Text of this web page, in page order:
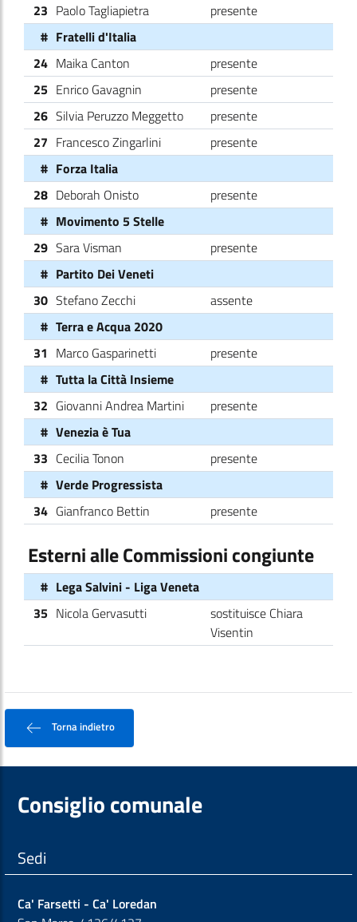
23 Paolo Tagliapietra
presente
# Fratelli d'Italia
24 Maika Canton
presente
25 Enrico Gavagnin
presente
26 Silvia Peruzzo Meggetto
presente
27 Francesco Zingarlini
presente
# Forza Italia
28 Deborah Onisto
presente
# Movimento 5 Stelle
29 Sara Visman
presente
# Partito Dei Veneti
30 Stefano Zecchi
assente
# Terra e Acqua 2020
31 Marco Gasparinetti
presente
# Tutta la Città Insieme
32 Giovanni Andrea Martini
presente
# Venezia è Tua
33 Cecilia Tonon
presente
# Verde Progressista
34 Gianfranco Bettin presente
Esterni alle Commissioni congiunte
# Lega Salvini - Liga Veneta
35 Nicola Gervasutti
sostituisce Chiara
Visentin
Torna indietro
Consiglio comunale
Sedi
Ca' Farsetti - Ca' Loredan